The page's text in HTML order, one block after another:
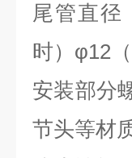
尾管直径
时）φ12
安装部分
节头等材